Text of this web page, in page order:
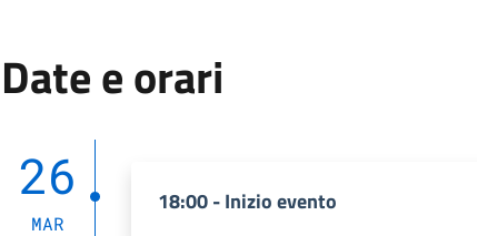
Date e orari
26
MAR
18:00 - Inizio evento